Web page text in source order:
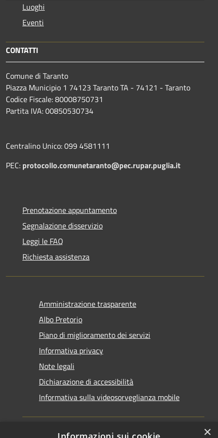
Luoghi
Eventi
CONTATTI
Comune di Taranto
Piazza Municipio 1 74123 Taranto TA - 74121 - Taranto
Codice Fiscale: 80008750731
Partita IVA: 00850530734
Centralino Unico: 099 4581111
PEC: protocollo.comunetaranto@pec.rupar.puglia.it
Prenotazione appuntamento
Segnalazione disservizio
Leggi le FAQ
Richiesta assistenza
Amministrazione trasparente
Albo Pretorio
Piano di miglioramento dei servizi
Informativa privacy
Note legali
Dichiarazione di accessibilità
Informativa sulla videosorveglianza mobile
×